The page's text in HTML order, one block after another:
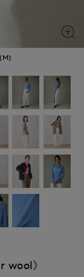
wool》